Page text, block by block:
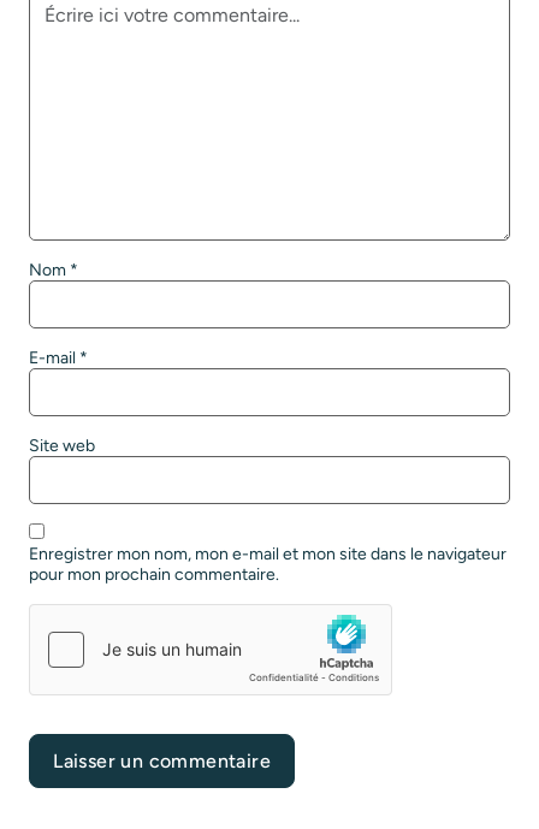
Nom *
E-mail *
Site web
Enregistrer mon nom, mon e-mail et mon site dans le navigateur
pour mon prochain commentaire.